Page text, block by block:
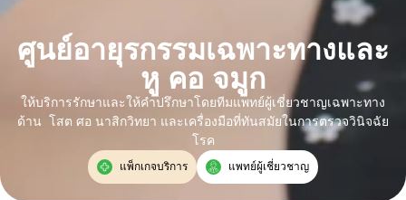
ศูนย์อายุรกรรมเฉพาะทางและ
หู คอ จมูก
ให้บริการรักษาและให้คำปรึกษาโดยทีมแพทย์ผู้เชี่ยวชาญเฉพาะทาง
ด้าน โสต ศอ นาสิกวิทยา และเครื่องมือที่ทันสมัยในการตรวจวินิจฉัย
โรค
แพ็กเกจบริการ แพทย์ผู้เชี่ยวชาญ